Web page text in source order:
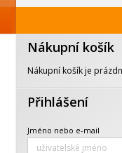
Nákupní košík
Nákupní košík je
Přihlášení
Jméno nebo e-mail